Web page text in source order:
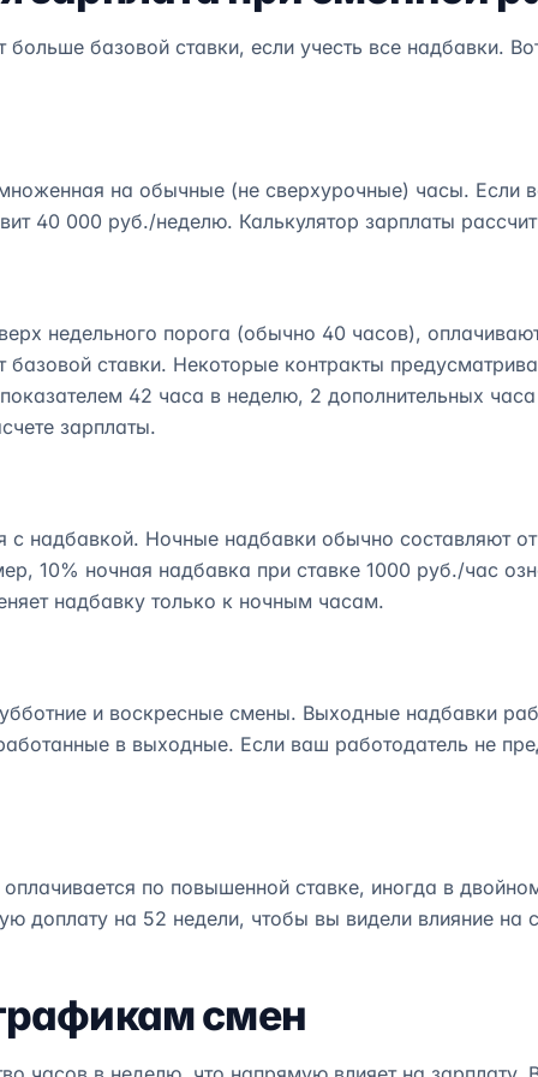
базовой ставки, если учесть все надбавки.
на обычные (не сверхурочные) часы. Если
40 000 руб./неделю. Калькулятор зарплаты
недельного порога (обычно 40 часов),
базовой ставки. Некоторые контракты
42 часа в неделю, 2 дополнительных
зарплаты.
надбавкой. Ночные надбавки обычно составляют
10% ночная надбавка при ставке 1000 руб./час
надбавку только к ночным часам.
и воскресные смены. Выходные надбавки
в выходные. Если ваш работодатель не
по повышенной ставке, иногда в
доплату на 52 недели, чтобы вы видели влияние на
смен